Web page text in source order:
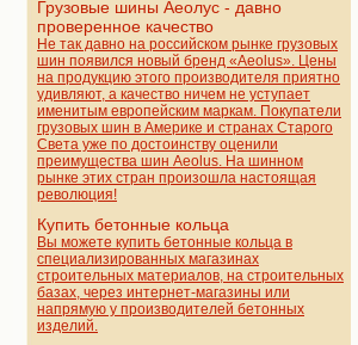
Грузовые шины Аеолус - давно
проверенное качество
Не так давно на российском рынке грузовых
шин появился новый бренд «Aeolus». Цены
на продукцию этого производителя приятно
удивляют, а качество ничем не уступает
именитым европейским маркам. Покупатели
грузовых шин в Америке и странах Старого
Света уже по достоинству оценили
преимущества шин Aeolus. На шинном
рынке этих стран произошла настоящая
революция!
Купить бетонные кольца
Вы можете купить бетонные кольца в
специализированных магазинах
строительных материалов, на строительных
базах, через интернет-магазины или
напрямую у производителей бетонных
изделий.